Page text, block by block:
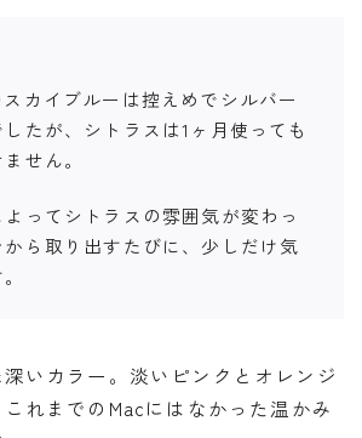
カイブルーは控えめでシルバー
たが、シトラスは1ヶ月使っても
せん。
ってシトラスの雰囲気が変わっ
ら取り出すたびに、少しだけ気
いカラー。淡いピンクとオレンジ
れまでのMacにはなかった温かみ